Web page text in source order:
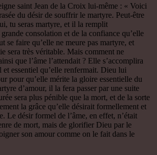
saint Jean de la Croix lui-même : « Voici
du désir de souffrir le martyre. Peut-être
tu seras martyre, et il la remplit
consolation et de la confiance qu’elle
se faire qu’elle ne meure pas martyre, et
sera très véritable. Mais comment ne
que l’âme l’attendait ? Elle s’accomplira
et essentiel qu’elle renfermait. Dieu lui
pour qu’elle mérite la gloire essentielle du
d’amour, il la fera passer par une suite
sera plus pénible que la mort, et de la sorte
la grâce qu’elle désirait formellement et
Le désir formel de l’âme, en effet, n’était
de mort, mais de glorifier Dieu par le
son amour comme on le fait dans le